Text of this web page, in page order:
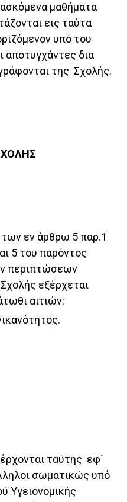
μαθήματα
εις ταύτα
υπό του
αποτυγχάντες δια
της Σχολής.
εν άρθρω 5 παρ.1
5 του παρόντος
περιπτώσεων
εξέρχεται
αιτιών:
ταύτης εφ`
σωματικώς υπό
Υγειονομικής